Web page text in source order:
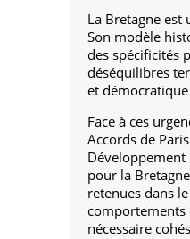
La Bretagne
Son modèle
des spécificités
déséquilibres
et
Face à ces
Accords de
Développement
pour la
retenues dans
nécessaire